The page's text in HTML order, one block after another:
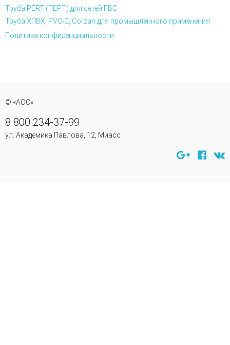
Труба PERT (ПЕРТ) для сетей ГВС
Труба ХПВХ, PVC-C, Corzan для промышленного применения
Политика конфиденциальности
© «АОС»
8 800 234-37-99
ул. Академика Павлова, 12, Миасс